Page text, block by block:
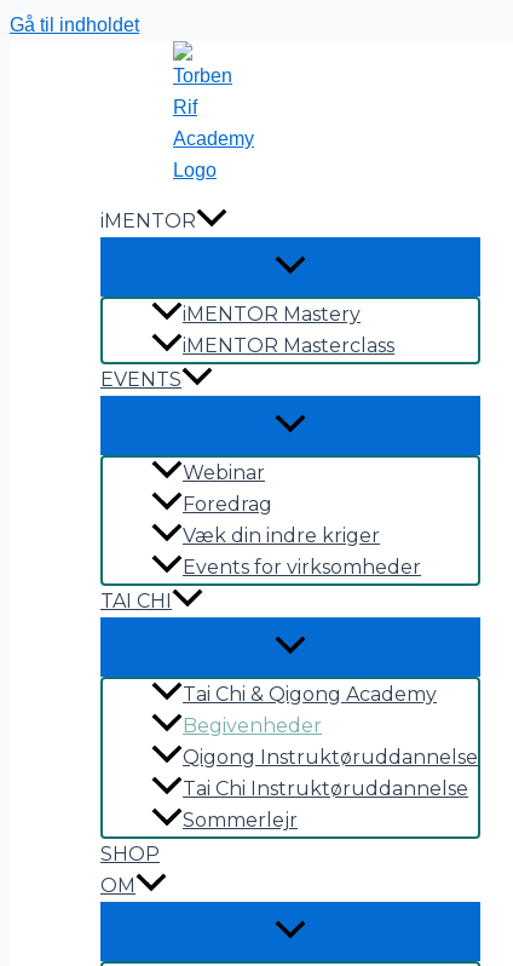
Gå til indholdet
iMENTOR
iMENTOR Mastery
iMENTOR Masterclass
EVENTS
Webinar
Foredrag
Væk din indre kriger
Events for virksomheder
TAI CHI
Tai Chi & Qigong Academy
Begivenheder
Qigong Instruktøruddannelse
Tai Chi Instruktøruddannelse
Sommerlejr
SHOP
OM